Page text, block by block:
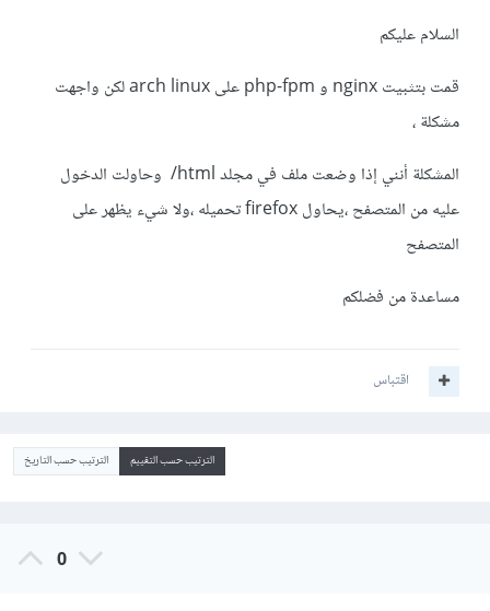
السلام عليكم
قمت بتثبيت nginx و php-fpm على arch linux لكن واجهت
مشكلة ،
المشكلة أنني إذا وضعت ملف في مجلد html/ وحاولت الدخول
عليه من المتصفح ،يحاول firefox تحميله ،ولا شيء يظهر على
المتصفح
مساعدة من فضلكم
اقتباس
الترتيب حسب التقييم الترتيب حسب التاريخ
0